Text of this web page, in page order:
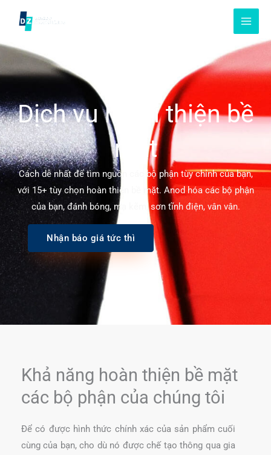
Dịch vụ hoàn thiện bề
mặt
Cách dễ nhất để tìm nguồn các bộ phận tùy chỉnh của bạn,
với 15+ tùy chọn hoàn thiện bề mặt. Anod hóa các bộ phận
của bạn, đánh bóng, mạ kẽm, sơn tĩnh điện, vân vân.
Nhận báo giá tức thì
Khả năng hoàn thiện bề mặt
các bộ phận của chúng tôi
Để có được hình thức chính xác của sản phẩm cuối
cùng của bạn, cho dù nó được chế tạo thông qua gia